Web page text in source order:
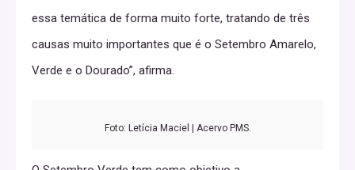
essa temática de forma muito forte, tratando de três
causas muito importantes que é o Setembro Amarelo,
Verde e o Dourado”, afirma.
Foto: Letícia Maciel | Acervo PMS.